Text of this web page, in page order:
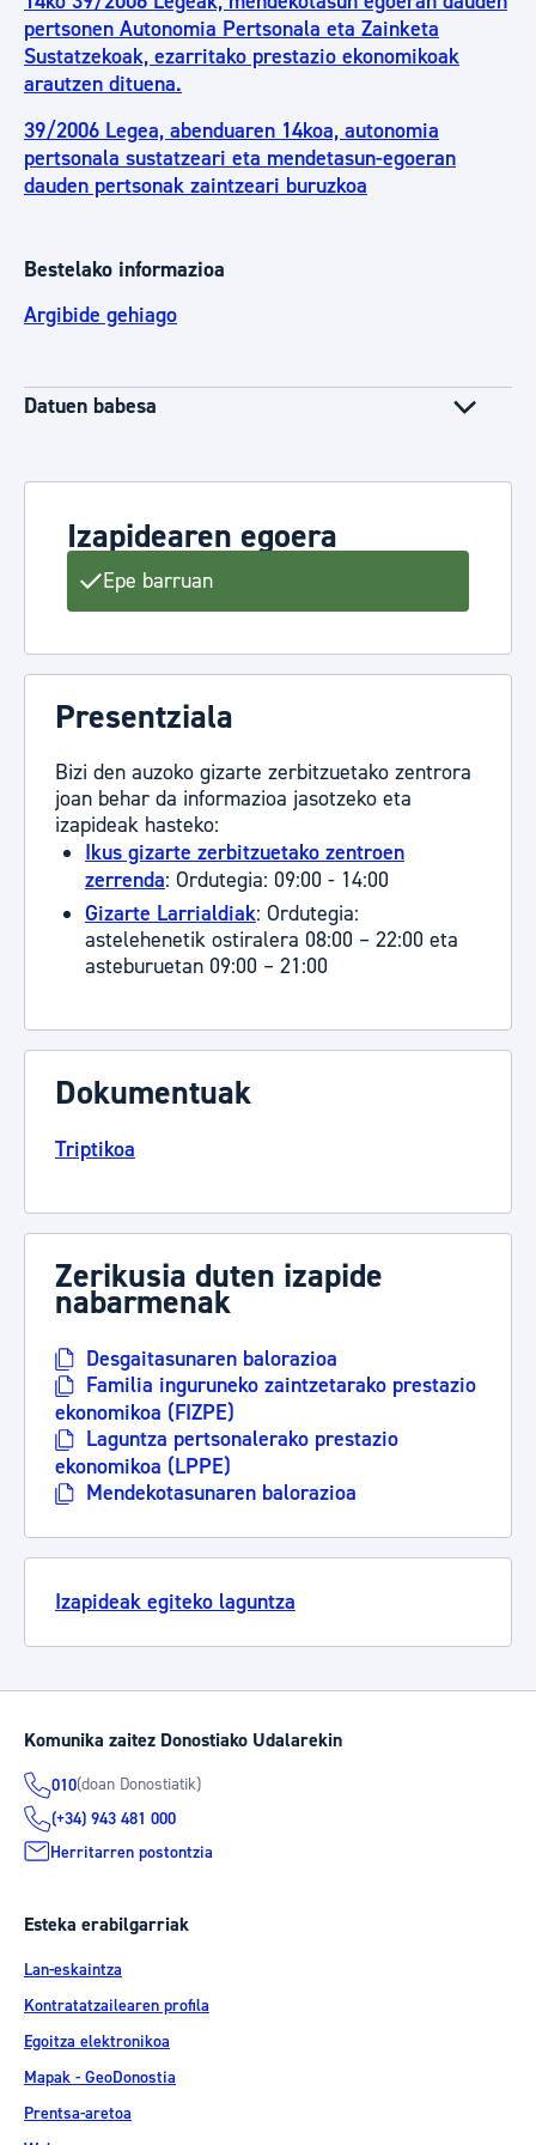
pertsonen Autonomia Pertsonala eta Zainketa
Sustatzekoak, ezarritako prestazio ekonomikoak
arautzen dituena.
39/2006 Legea, abenduaren 14koa, autonomia
pertsonala sustatzeari eta mendetasun-egoeran
dauden pertsonak zaintzeari buruzkoa
Bestelako informazioa
Argibide gehiago
Datuen babesa
Izapidearen egoera
Epe barruan
Presentziala
Bizi den auzoko gizarte zerbitzuetako zentrora
joan behar da informazioa jasotzeko eta
izapideak hasteko:
Ikus gizarte zerbitzuetako zentroen
zerrenda: Ordutegia: 09:00 - 14:00
Gizarte Larrialdiak: Ordutegia:
astelehenetik ostiralera 08:00 – 22:00 eta
asteburuetan 09:00 – 21:00
Dokumentuak
Triptikoa
Zerikusia duten izapide
nabarmenak
Desgaitasunaren balorazioa
Familia inguruneko zaintzetarako prestazio
ekonomikoa (FIZPE)
Laguntza pertsonalerako prestazio
ekonomikoa (LPPE)
Mendekotasunaren balorazioa
Izapideak egiteko laguntza
Komunika zaitez Donostiako Udalarekin
010(doan Donostiatik)
(+34) 943 481 000
Herritarren postontzia
Esteka erabilgarriak
Lan-eskaintza
Kontratatzailearen profila
Egoitza elektronikoa
Mapak - GeoDonostia
Prentsa-aretoa